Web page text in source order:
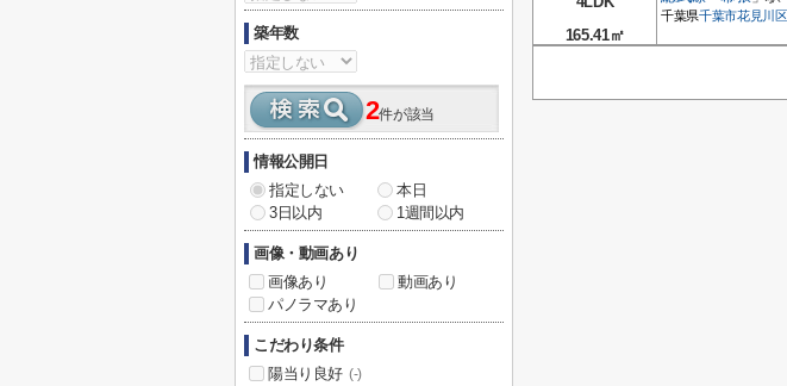
165.41㎡
千葉県千葉市花見川区
築年数
2件が該当
情報公開日
指定しない
本日
3日以内
1週間以内
画像・動画あり
画像あり
動画あり
パノラマあり
こだわり条件
陽当り良好 (-)